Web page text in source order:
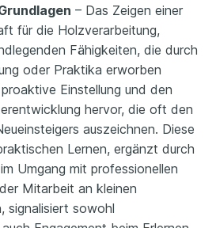
– Das Zeigen einer
für die Holzverarbeitung,
Fähigkeiten, die durch
oder Praktika erworben
Einstellung und den
hervor, die oft den
auszeichnen. Diese
Lernen, ergänzt durch
Umgang mit professionellen
Mitarbeit an kleinen
signalisiert sowohl